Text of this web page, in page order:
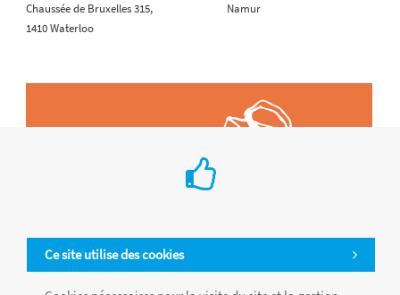
Ce site utilise des cookies
Chaussée de Bruxelles 315,
1410 Waterloo
Namur